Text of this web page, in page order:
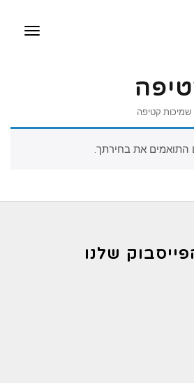
תפריט
שמיכות קטיפה
התואמים את בחירתך.
שלנו